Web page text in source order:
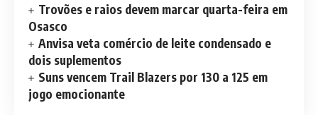
Trovões e raios devem marcar quarta-feira em
Osasco
Anvisa veta comércio de leite condensado e
dois suplementos
Suns vencem Trail Blazers por 130 a 125 em
jogo emocionante